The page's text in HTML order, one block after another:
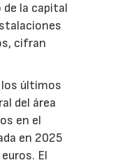
la capital
cifran
los últimos
del área
en el
en 2025
El